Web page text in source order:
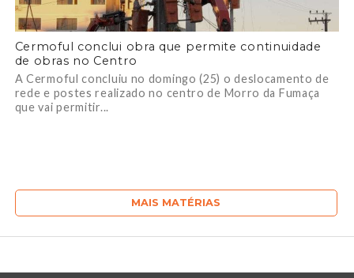
Cermoful conclui obra que permite continuidade
de obras no Centro
A Cermoful concluiu no domingo (25) o deslocamento de
rede e postes realizado no centro de Morro da Fumaça
que vai permitir...
MAIS MATÉRIAS